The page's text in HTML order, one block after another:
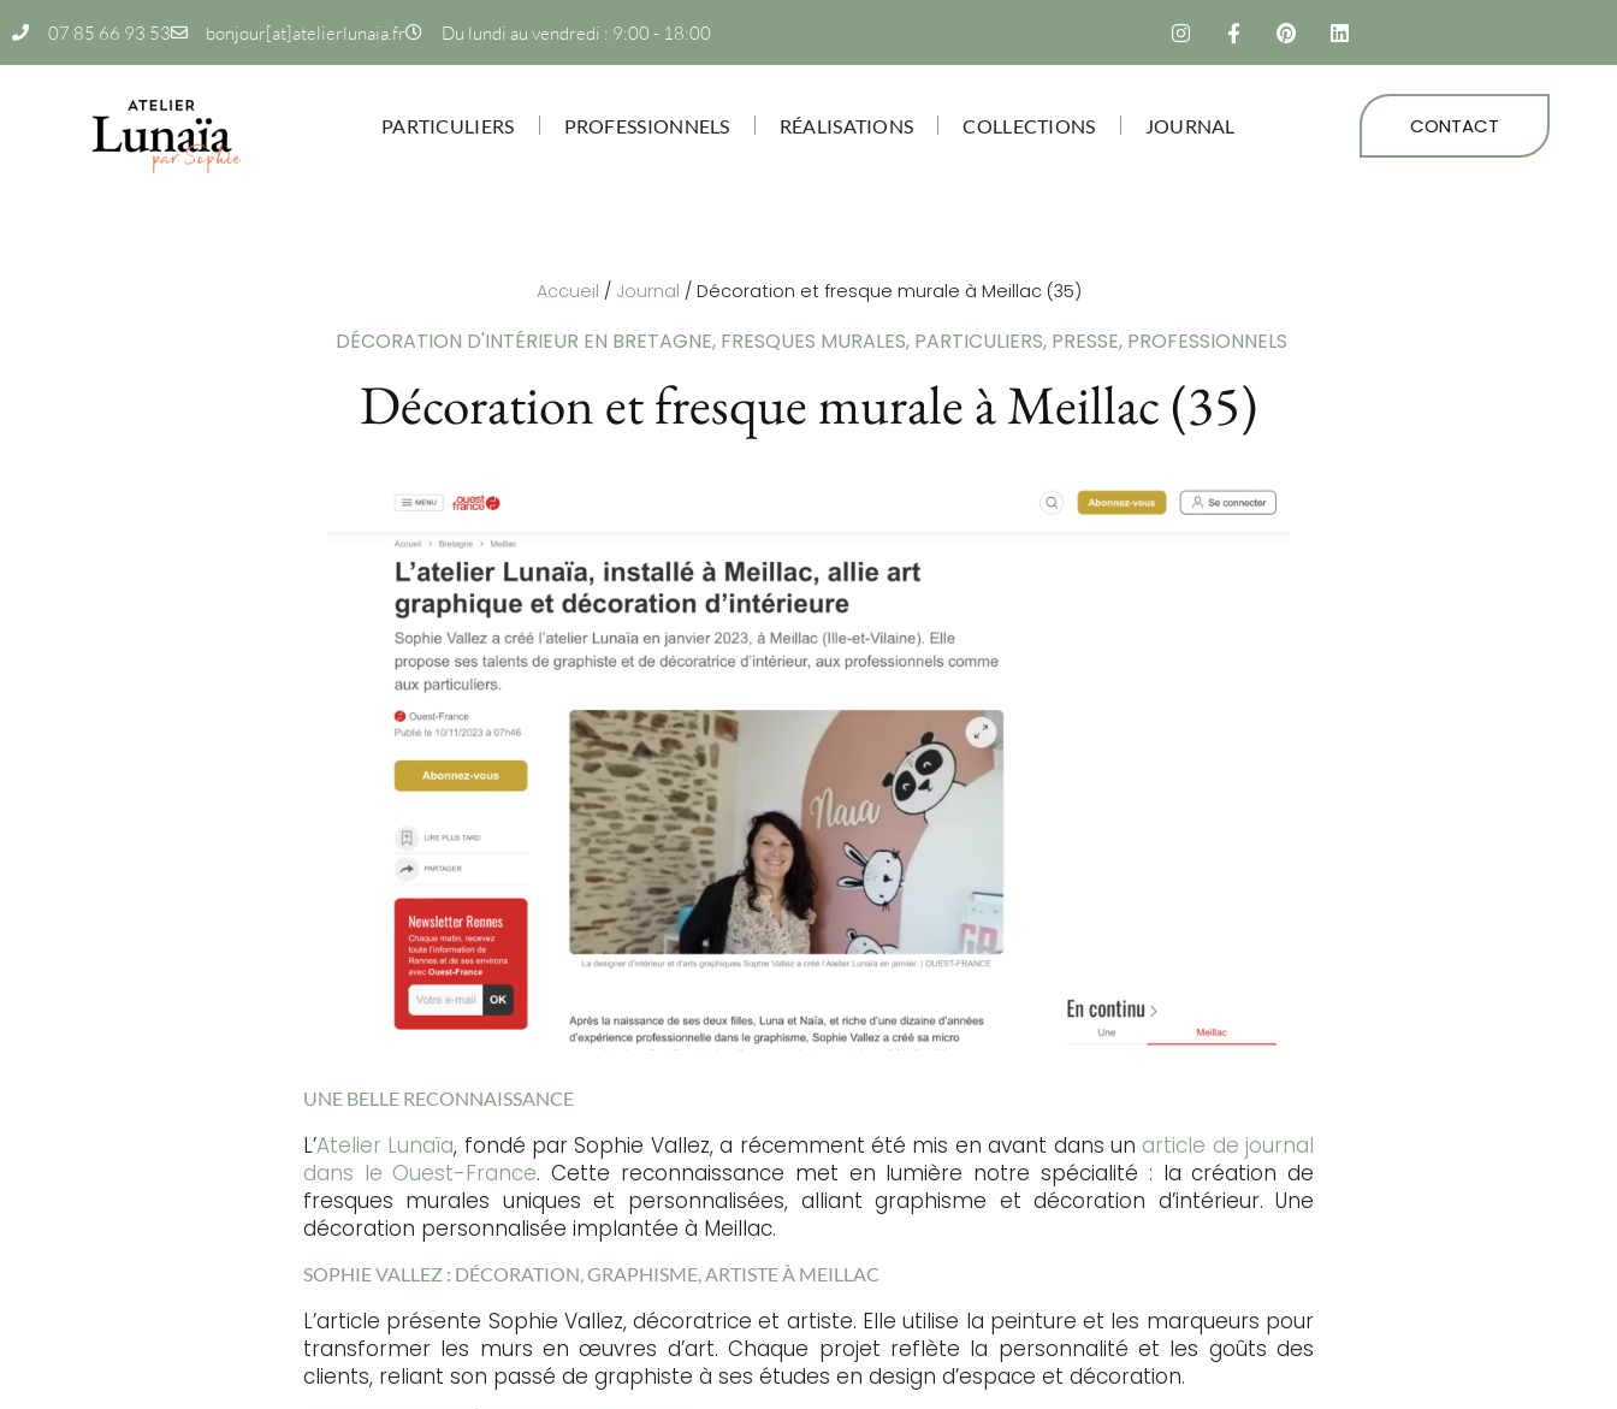
07 85 66 93 53 bonjour[at]atelierlunaia.fr Du lundi au vendredi : 9:00 - 18:00
PARTICULIERS PROFESSIONNELS RÉALISATIONS COLLECTIONS JOURNAL CONTACT
Accueil / Journal / Décoration et fresque murale à Meillac (35)
DÉCORATION D'INTÉRIEUR EN BRETAGNE, FRESQUES MURALES, PARTICULIERS, PRESSE, PROFESSIONNELS
Décoration et fresque murale à Meillac (35)
UNE BELLE RECONNAISSANCE
L’Atelier Lunaïa, fondé par Sophie Vallez, a récemment été mis en avant dans un article de journal
dans le Ouest-France. Cette reconnaissance met en lumière notre spécialité : la création de
fresques murales uniques et personnalisées, alliant graphisme et décoration d’intérieur. Une
décoration personnalisée implantée à Meillac.
SOPHIE VALLEZ : DÉCORATION, GRAPHISME, ARTISTE À MEILLAC
L’article présente Sophie Vallez, décoratrice et artiste. Elle utilise la peinture et les marqueurs pour
transformer les murs en œuvres d’art. Chaque projet reflète la personnalité et les goûts des
clients, reliant son passé de graphiste à ses études en design d’espace et décoration.